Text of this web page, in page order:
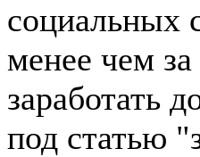
социальных
менее чем
заработать
под статью